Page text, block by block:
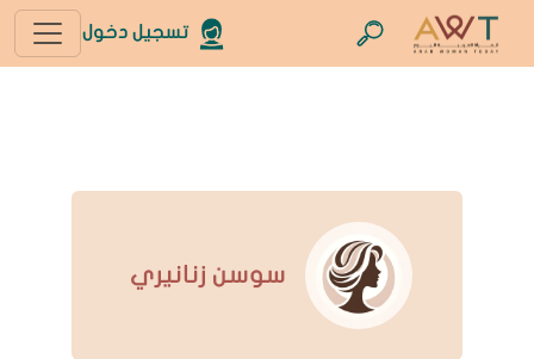
تسجيل دخول
سوسن زنانيري